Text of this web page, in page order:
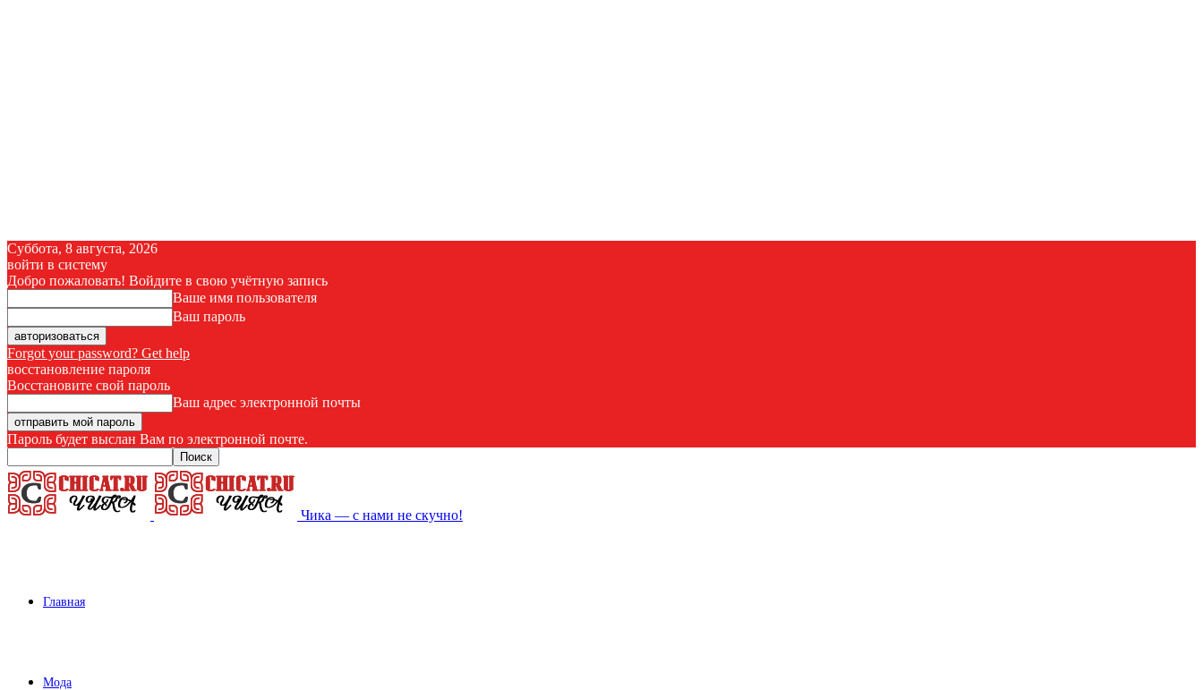
Суббота, 8 августа, 2026
войти в систему
Добро пожаловать! Войдите в свою учётную запись
Ваше имя пользователя
Ваш пароль
Forgot your password? Get help
восстановление пароля
Восстановите свой пароль
Ваш адрес электронной почты
Пароль будет выслан Вам по электронной почте.
Чика — с нами не скучно!
Главная
Мода